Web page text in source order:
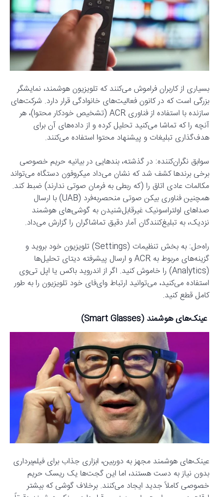
بسیاری از کاربران فراموش می‌کنند که تلویزیون هوشمند، نمایشگر
بزرگی است که در کانون فعالیت‌های خانوادگی قرار دارد. شرکت‌های
سازنده با استفاده از فناوری ACR (تشخیص خودکار محتوا)، هر
آنچه را که تماشا می‌کنید تحلیل کرده و از داده‌های آن برای
هدف‌گذاری تبلیغات و پیشنهاد محتوا استفاده می‌کنند.
سوابق نگران‌کننده: در گذشته، بندهایی در بیانیه حریم خصوصی
برخی برندها کشف شد که نشان می‌داد میکروفون دستگاه می‌تواند
مکالمات عادی اتاق را (که ربطی به فرمان صوتی ندارند) ضبط کند.
همچنین فناوری بیکن صوتی منحصربه‌فرد (UAB) با ارسال
صداهای اولتراسونیک غیرقابل‌شنیدن به گوشی‌های هوشمند
نزدیک، به تبلیغ‌کنندگان آمار دقیق تماشاگران را گزارش می‌داد.
راه‌حل: به بخش تنظیمات (Settings) تلویزیون خود بروید و
گزینه‌های مربوط به ACR و ارسال پیشرفته دیتای تحلیل‌ها
(Analytics) را خاموش کنید. اگر از اندروید باکس یا اپل تی‌وی
استفاده می‌کنید، می‌توانید ارتباط وای‌فای خود تلویزیون را به طور
کامل قطع کنید.
عینک‌های هوشمند (Smart Glasses)
عینک‌های هوشمند مجهز به دوربین، ابزاری جذاب برای فیلم‌برداری
بدون نیاز به دست هستند، اما این گجت‌ها یک ریسک حریم
خصوصی کاملاً جدید ایجاد می‌کنند. برخلاف گوشی که بیشتر